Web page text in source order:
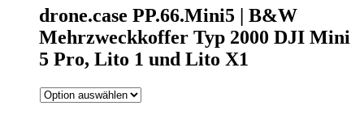
drone.case PP.66.Mini5 | B&W
Mehrzweckkoffer Typ 2000 DJI Mini
5 Pro, Lito 1 und Lito X1